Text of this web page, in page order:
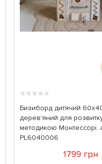
★★★★★
Бизиборд дитячий
дерев'яний для
методикою Монтессорі,
PL6040006
1799 грн